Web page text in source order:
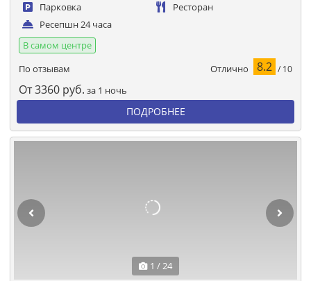
Парковка
Ресторан
Ресепшн 24 часа
В самом центре
По отзывам
Отлично 8.2 / 10
От3360 руб. за 1 ночь
ПОДРОБНЕЕ
1 / 24